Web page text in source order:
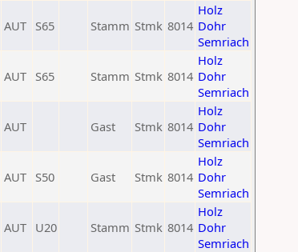
AUT S65 Stamm Stmk 8014
Holz
Dohr
Semriach
AUT S65 Stamm Stmk 8014
Holz
Dohr
Semriach
AUT Gast Stmk 8014
Holz
Dohr
Semriach
AUT S50 Gast Stmk 8014
Holz
Dohr
Semriach
AUT U20 Stamm Stmk 8014
Holz
Dohr
Semriach